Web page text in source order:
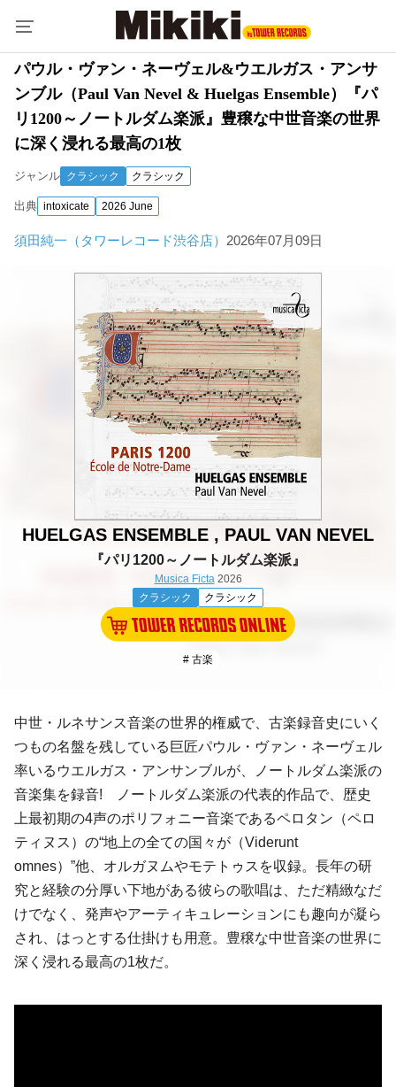
パウル・ヴァン・ネーヴェル&ウエルガス・アンサ
ンブル（Paul Van Nevel & Huelgas Ensemble）『パ
リ1200～ノートルダム楽派』豊穣な中世音楽の世界
に深く浸れる最高の1枚
ジャンル クラシック クラシック
出典 intoxicate 2026 June
須田純一（タワーレコード渋谷店） 2026年07月09日
HUELGAS ENSEMBLE , PAUL VAN NEVEL
『パリ1200～ノートルダム楽派』
Musica Ficta2026
クラシック
クラシック
# 古楽
中世・ルネサンス音楽の世界的権威で、古楽録音史にいく
つもの名盤を残している巨匠パウル・ヴァン・ネーヴェル
率いるウエルガス・アンサンブルが、ノートルダム楽派の
音楽集を録音! ノートルダム楽派の代表的作品で、歴史
上最初期の4声のポリフォニー音楽であるペロタン（ペロ
ティヌス）の“地上の全ての国々が（Viderunt
omnes）”他、オルガヌムやモテトゥスを収録。長年の研
究と経験の分厚い下地がある彼らの歌唱は、ただ精緻なだ
けでなく、発声やアーティキュレーションにも趣向が凝ら
され、はっとする仕掛けも用意。豊穣な中世音楽の世界に
深く浸れる最高の1枚だ。